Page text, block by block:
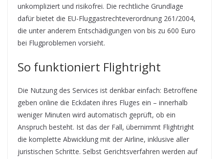
unkompliziert und risikofrei. Die rechtliche Grundlage
dafür bietet die EU-Fluggastrechteverordnung 261/2004,
die unter anderem Entschädigungen von bis zu 600 Euro
bei Flugproblemen vorsieht.
So funktioniert Flightright
Die Nutzung des Services ist denkbar einfach: Betroffene
geben online die Eckdaten ihres Fluges ein – innerhalb
weniger Minuten wird automatisch geprüft, ob ein
Anspruch besteht. Ist das der Fall, übernimmt Flightright
die komplette Abwicklung mit der Airline, inklusive aller
juristischen Schritte. Selbst Gerichtsverfahren werden auf